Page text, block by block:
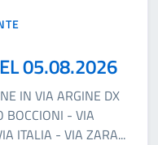
05.08.2026
IN VIA ARGINE DX
BOCCIONI - VIA
ITALIA - VIA ZARA...